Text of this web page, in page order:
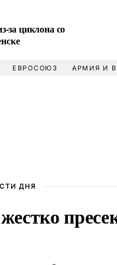
за циклона со
ЕВРОСОЮЗ АРМИЯ И
ДНЯ